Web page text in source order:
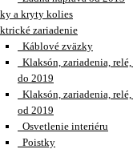
a kryty kolies
zariadenie
Káblové zväzky
Klaksón, zariadenia,
do 2019
Klaksón, zariadenia,
od 2019
Osvetlenie interiéru
Poistky